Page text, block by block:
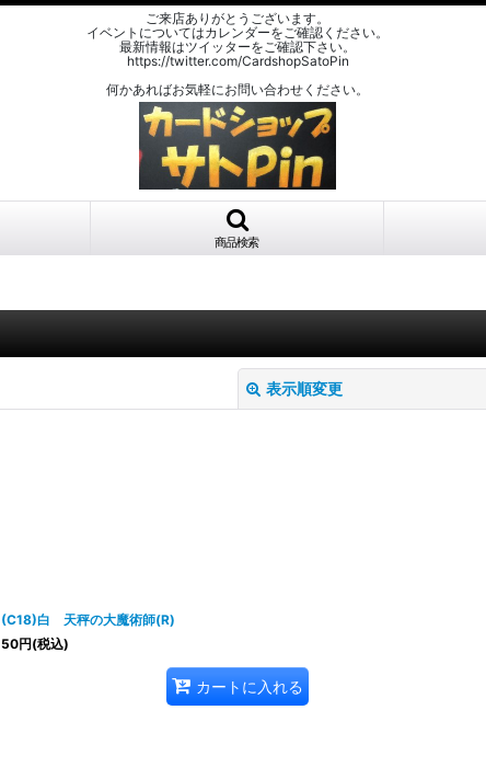
ご来店ありがとうございます。
イベントについてはカレンダーをご確認ください。
最新情報はツイッターをご確認下さい。
https://twitter.com/CardshopSatoPin
何かあればお気軽にお問い合わせください。
商品検索
表示順変更
(C18)白 天秤の大魔術師(R)
50円(税込)
カートに入れる